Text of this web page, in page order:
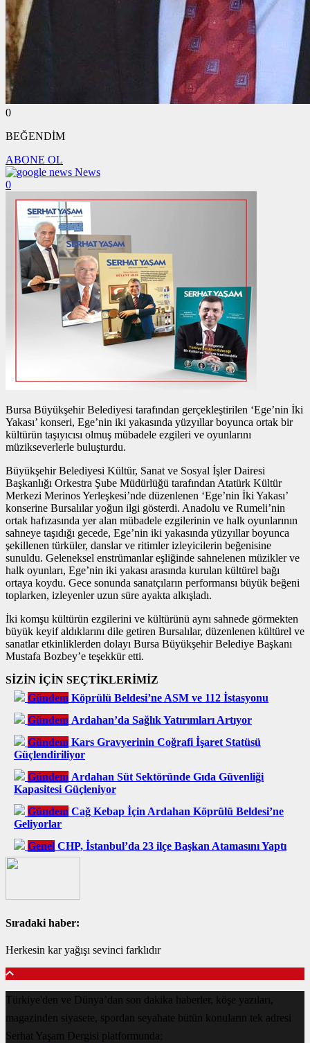
0
BEĞENDİM
ABONE OL
News
0
Bursa Büyükşehir Belediyesi tarafından gerçekleştirilen ‘Ege’nin İki
Yakası’ konseri, Ege’nin iki yakasında yüzyıllar boyunca ortak bir
kültürün taşıyıcısı olmuş mübadele ezgileri ve oyunlarını
müzikseverlerle buluşturdu.
Büyükşehir Belediyesi Kültür, Sanat ve Sosyal İşler Dairesi
Başkanlığı Orkestra Şube Müdürlüğü tarafından Atatürk Kültür
Merkezi Merinos Yerleşkesi’nde düzenlenen ‘Ege’nin İki Yakası’
konserine Bursalılar yoğun ilgi gösterdi. Anadolu ve Rumeli’nin
ortak hafızasında yer alan mübadele ezgilerinin ve halk oyunlarının
sahneye taşıdığı gecede, Ege’nin iki yakasında yüzyıllar boyunca
şekillenen türküler, danslar ve ritimler izleyicilerin beğenisine
sunuldu. Geleneksel enstrümanlar eşliğinde sahnelenen müzikler ve
halk oyunları, Ege’nin iki yakası arasında kurulan kültürel bağı
ortaya koydu. Gece sonunda sanatçıların performansı büyük beğeni
toplarken, izleyenler uzun süre ayakta alkışladı.
İki komşu kültürün ezgilerini ve kültürünü aynı sahnede görmekten
büyük keyif aldıklarını dile getiren Bursalılar, düzenlenen kültürel ve
sanatlar etkinliklerden dolayı Bursa Büyükşehir Belediye Başkanı
Mustafa Bozbey’e teşekkür etti.
SİZİN İÇİN SEÇTİKLERİMİZ
Gündem Köprülü Beldesi’ne ASM ve 112 İstasyonu
Gündem Ardahan’da Sağlık Yatırımları Artıyor
Gündem Kars Gravyerinin Coğrafi İşaret Statüsü
Güçlendiriliyor
Gündem Ardahan Süt Sektöründe Gıda Güvenliği
Kapasitesi Güçleniyor
Gündem Cağ Kebap İçin Ardahan Köprülü Beldesi’ne
Geliyorlar
Genel CHP, İstanbul’da 23 ilçe Başkan Atamasını Yaptı
Sıradaki haber:
Herkesin kar yağışı sevinci farklıdır
Türkiye'den ve Dünya’dan son dakika haberler, köşe yazıları,
magazinden siyasete, spordan seyahate bütün konuların tek adresi
Serhat Yaşam Dergisi platformunda;